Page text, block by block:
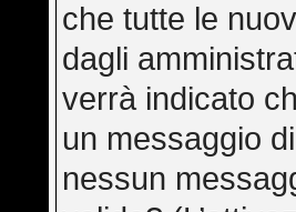
che tutte le
dagli
verrà indicato
un messaggio
nessun